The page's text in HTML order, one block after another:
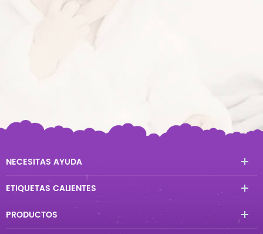
NECESITAS AYUDA
ETIQUETAS CALIENTES
PRODUCTOS